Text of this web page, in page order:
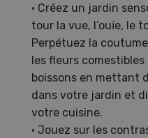
• Créez un jardin
tour la vue, l’ouïe, le
Perpétuez la
les fleurs
boissons en mettant
dans votre jardin et
votre cuisine.
• Jouez sur les